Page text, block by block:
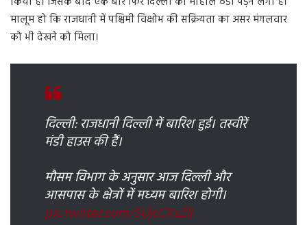
मालूम हो कि राजधानी में पश्चिमी विक्षोभ की सक्रियता का असर मंगलवार
को भी देखने को मिला।
दिल्ली: राजधानी दिल्ली में बारिश हुई। तस्वीरें
मंडी हाउस की हैं।
मौसम विभाग के अनुसार आज दिल्ली और
आसपास के क्षेत्रों में मध्यम बारिश होगी।
pic.twitter.com/SUjcCXsZli